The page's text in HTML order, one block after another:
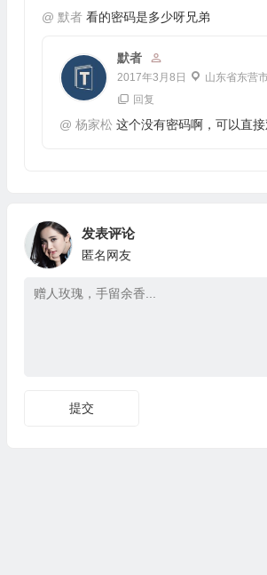
@ 默者看的密码是多少呀兄弟
默者
2017年3月8日 山东省东营
回复
@ 杨家松这个没有密码啊，可以直
发表评论
匿名网友
提交